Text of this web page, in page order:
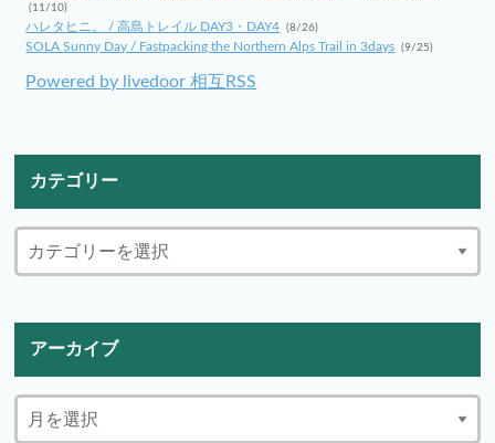
(11/10)
ハレタヒニ。 / 高島トレイル DAY3・DAY4 (8/26)
SOLA Sunny Day / Fastpacking the Northern Alps Trail in 3days (9/25)
Powered by livedoor 相互RSS
カテゴリー
アーカイブ